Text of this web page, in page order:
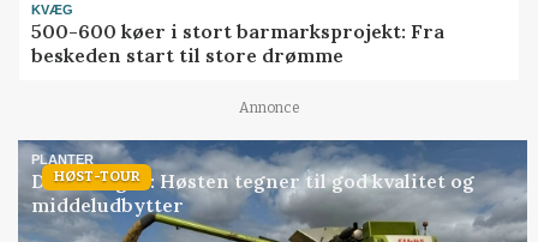
KVÆG
500-600 køer i stort barmarksprojekt: Fra
beskeden start til store drømme
Annonce
HØST-TOUR
PLANTER
Danish Agro: Høsten tegner til god kvalitet og
middeludbytter